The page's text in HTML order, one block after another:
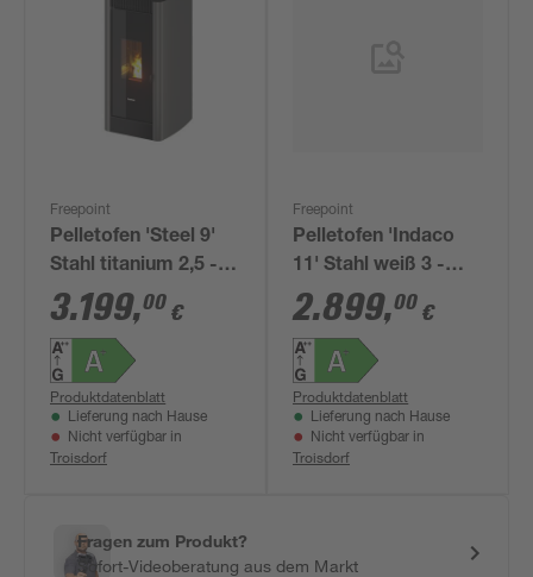
Freepoint
Pelletofen 'Steel 9'
Stahl titanium 2,5 -
8,5 kW
3.199,00 €
Produktdatenblatt
Lieferung nach Hause
Nicht verfügbar in
Troisdorf
Freepoint
Pelletofen 'Indaco
11' Stahl weiß 3 -
10,5 kW
2.899,00 €
Produktdatenblatt
Lieferung nach Hause
Nicht verfügbar in
Troisdorf
Fragen zum Produkt?
Sofort-Videoberatung aus dem Markt